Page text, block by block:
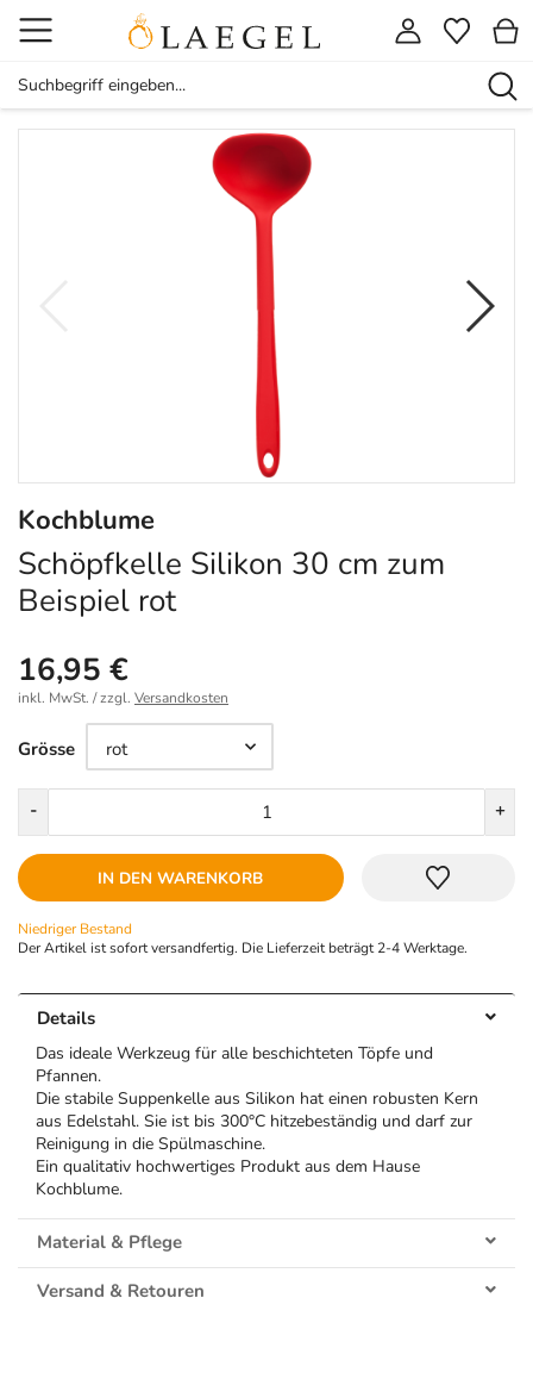
Kochblume
Schöpfkelle Silikon 30 cm zum
Beispiel rot
16,95 €
inkl. MwSt. / zzgl. Versandkosten
Grösse
- +
IN DEN WARENKORB
Niedriger Bestand
Der Artikel ist sofort versandfertig. Die Lieferzeit beträgt 2-4 Werktage.
Details
Das ideale Werkzeug für alle beschichteten Töpfe und
Pfannen.
Die stabile Suppenkelle aus Silikon hat einen robusten Kern
aus Edelstahl. Sie ist bis 300°C hitzebeständig und darf zur
Reinigung in die Spülmaschine.
Ein qualitativ hochwertiges Produkt aus dem Hause
Kochblume.
Material & Pflege
Versand & Retouren